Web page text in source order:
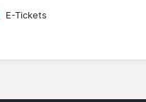
E-Tickets